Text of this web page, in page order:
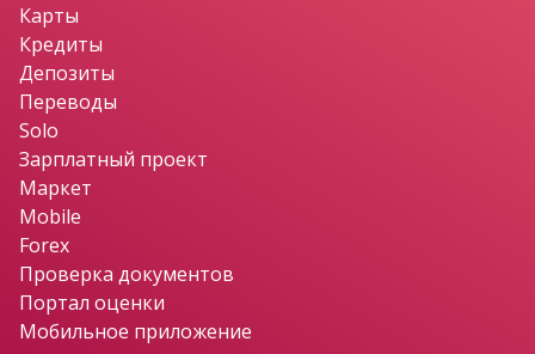
Карты
Кредиты
Депозиты
Переводы
Solo
Зарплатный проект
Маркет
Mobile
Forex
Проверка документов
Портал оценки
Мобильное приложение